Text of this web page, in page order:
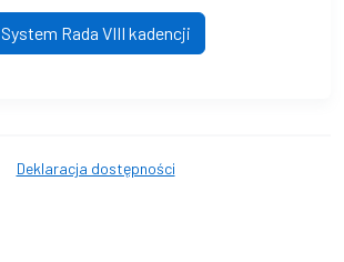
System Rada VIII kadencji
Deklaracja dostępności